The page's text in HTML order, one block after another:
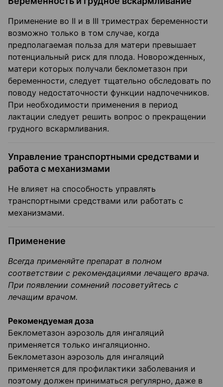
Применение во II и в III триместрах беременности
возможно только в том случае, когда
предполагаемая польза для матери превышает
потенциальный риск для плода. Новорожденных,
матери которых получали беклометазон при
беременности, следует тщательно обследовать по
поводу недостаточности функции надпочечников.
При необходимости применения в период
лактации следует решить вопрос о прекращении
грудного вскармливания.
Управление транспортными средствами и
работа с механизмами
Не влияет на способность управлять
транспортными средствами или работать с
механизмами.
Применение
Всегда применяйте препарат в полном
соответствии с рекомендациями лечащего врача.
При появлении сомнений посоветуйтесь с
лечащим врачом.
Рекомендуемая доза
Беклометазон аэрозоль для ингаляций
применяется только ингаляционно.
Беклометазон аэрозоль для ингаляций
применяется для профилактики заболевания и
поэтому должен приниматься регулярно, даже в